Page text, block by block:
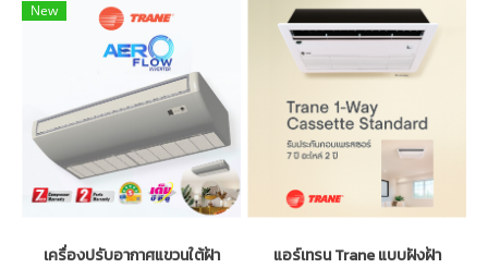
New
เครื่องปรับอากาศแขวนใต้ฝ้า
แอร์เทรน Trane แบบฝังฝ้า